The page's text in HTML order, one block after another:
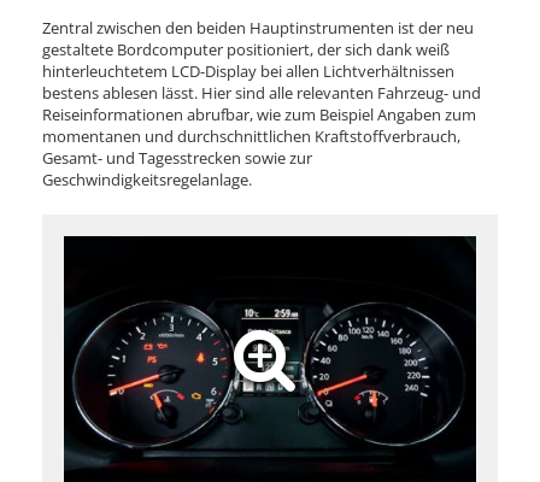
Zentral zwischen den beiden Hauptinstrumenten ist der neu
gestaltete Bordcomputer positioniert, der sich dank weiß
hinterleuchtetem LCD-Display bei allen Lichtverhältnissen
bestens ablesen lässt. Hier sind alle relevanten Fahrzeug- und
Reiseinformationen abrufbar, wie zum Beispiel Angaben zum
momentanen und durchschnittlichen Kraftstoffverbrauch,
Gesamt- und Tagesstrecken sowie zur
Geschwindigkeitsregelanlage.